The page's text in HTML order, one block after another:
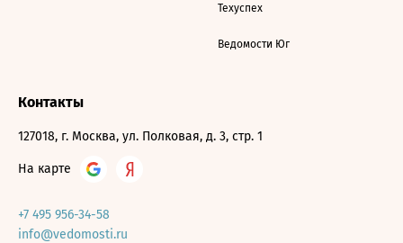
Техуспех
Ведомости Юг
Контакты
127018, г. Москва, ул. Полковая, д. 3, стр. 1
На карте
+7 495 956-34-58
info@vedomosti.ru